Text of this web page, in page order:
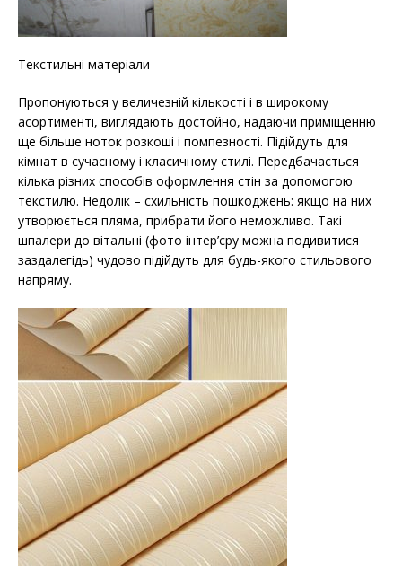
Текстильні матеріали
Пропонуються у величезній кількості і в широкому
асортименті, виглядають достойно, надаючи приміщенню
ще більше ноток розкоші і помпезності. Підійдуть для
кімнат в сучасному і класичному стилі. Передбачається
кілька різних способів оформлення стін за допомогою
текстилю. Недолік – схильність пошкоджень: якщо на них
утворюється пляма, прибрати його неможливо. Такі
шпалери до вітальні (фото інтер’єру можна подивитися
заздалегідь) чудово підійдуть для будь-якого стильового
напряму.